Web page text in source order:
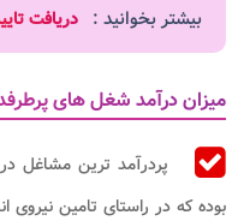
بیشتر بخوانید : دریافت
میزان درآمد شغل های
پردرآمد ترین مشاغل
بوده که در راستای تامین نیروی